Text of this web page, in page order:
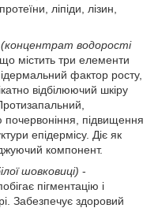
ліпіди, лізин,
водорості
містить три елементи
фактор росту,
відбілюючий шкіру
підвищення
епідермісу. Діє як
компонент.
шовковиці) -
пігментацію і
Забезпечує здоровий